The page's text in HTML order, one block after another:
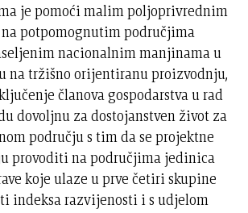
je pomoći malim poljoprivrednim
potpomognutim područjima
nacionalnim manjinama u
na tržišno orijentiranu proizvodnju,
članova gospodarstva u rad
dovoljnu za dostojanstven život za
području s tim da se projektne
provoditi na područjima jedinica
koje ulaze u prve četiri skupine
indeksa razvijenosti i s udjelom